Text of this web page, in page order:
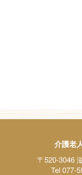
介護老
〒520-3046
Tel 077-